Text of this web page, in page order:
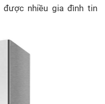
nhiều gia đình tin